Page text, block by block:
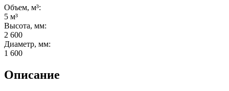
Объем, м³:
5 м³
Высота, мм:
2 600
Диаметр, мм:
1 600
Описание